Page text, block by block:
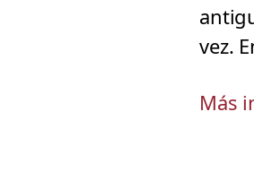
vez.
Más